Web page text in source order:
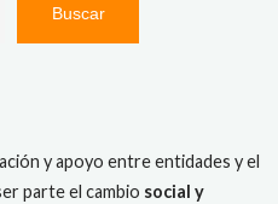
Buscar
y apoyo entre entidades y el
parte el cambio social y